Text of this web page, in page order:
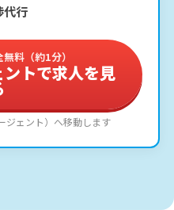
代行
料（約1分）
トで求人を見
ジェント）へ移動します